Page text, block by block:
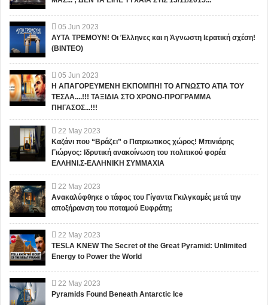
05 Jun 2023
ΑΥΤΑ ΤΡΕΜΟΥΝ! Οι Έλληνες και η Άγνωστη Ιερατική σχέση!
(ΒΙΝΤΕΟ)
05 Jun 2023
Η ΑΠΑΓΟΡΕΥΜΕΝΗ ΕΚΠΟΜΠΗ! ΤΟ ΑΓΝΩΣΤΟ ΑΤΙΑ ΤΟΥ
ΤΕΣΛΑ....!!! ΤΑΞΙΔΙΑ ΣΤΟ ΧΡΟΝΟ-ΠΡΟΓΡΑΜΜΑ
ΠΗΓΑΣΟΣ...!!!
22 May 2023
Καζάνι που “Βράζει” ο Πατριωτικος χώρος! Μπινιάρης
Γιώργος: Ιδρυτική ανακοίνωση του πολιτικού φορέα
ΕΛΛΗΝΙ.Σ-ΕΛΛΗΝΙΚΗ ΣΥΜΜΑΧΙΑ
22 May 2023
Ανακαλύφθηκε ο τάφος του Γίγαντα Γκιλγκαμές μετά την
αποξήρανση του ποταμού Ευφράτη;
22 May 2023
TESLA KNEW The Secret of the Great Pyramid: Unlimited
Energy to Power the World
22 May 2023
Pyramids Found Beneath Antarctic Ice